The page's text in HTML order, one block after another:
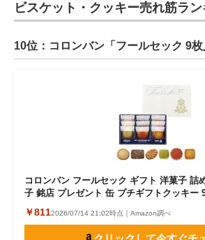
ビスケット・クッキー売れ筋ラ
10位：コロンバン「フールセック 9枚
コロンバン フールセック ギフト 洋菓子 詰
子 銘店 プレゼント 缶 プチギフトクッキー
￥8112026/07/14 21:02時点｜Amazon調べ